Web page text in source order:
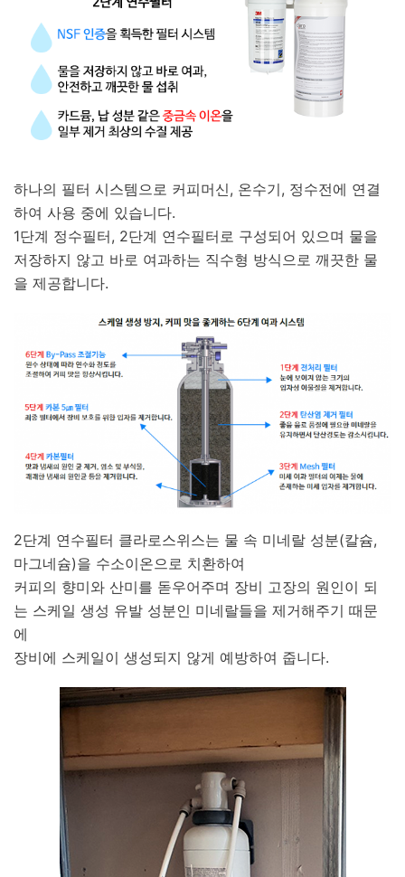
하나의 필터 시스템으로 커피머신, 온수기, 정수전에 연결
하여 사용 중에 있습니다.
1단계 정수필터, 2단계 연수필터로 구성되어 있으며 물을
저장하지 않고 바로 여과하는 직수형 방식으로 깨끗한 물
을 제공합니다.
2단계 연수필터 클라로스위스는 물 속 미네랄 성분(칼슘,
마그네슘)을 수소이온으로 치환하여
커피의 향미와 산미를 돋우어주며 장비 고장의 원인이 되
는 스케일 생성 유발 성분인 미네랄들을 제거해주기 때문
에
장비에 스케일이 생성되지 않게 예방하여 줍니다.